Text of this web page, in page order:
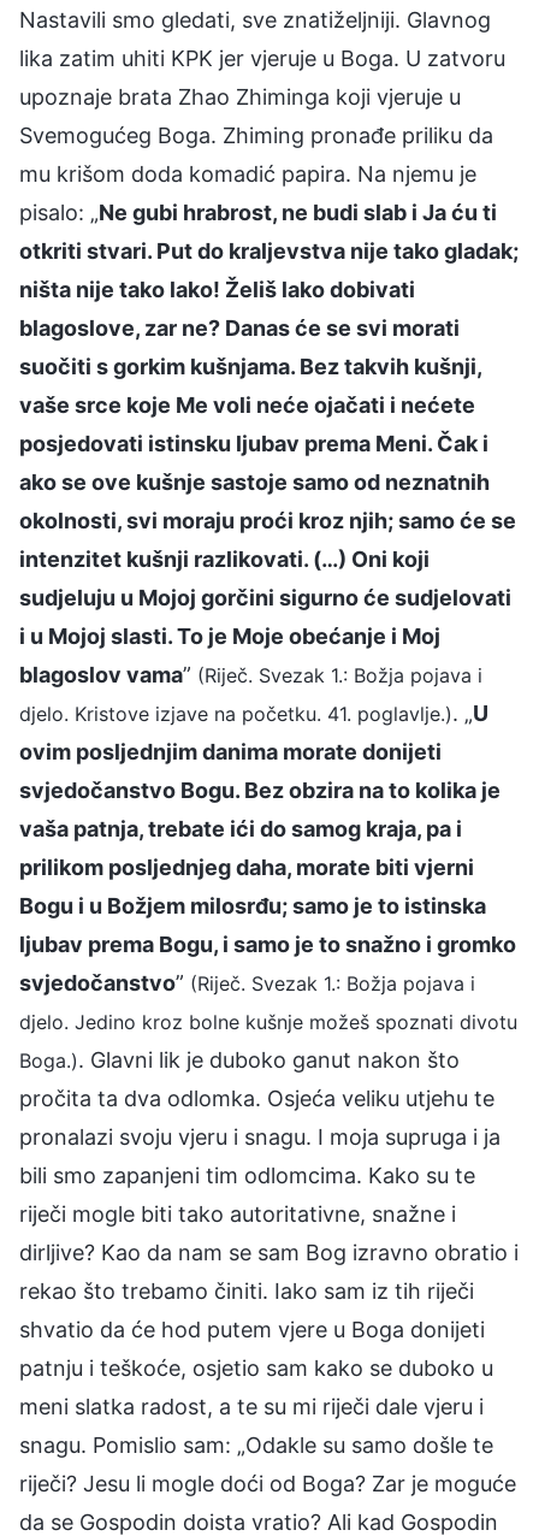
Nastavili smo gledati, sve znatiželjniji. Glavnog
lika zatim uhiti KPK jer vjeruje u Boga. U zatvoru
upoznaje brata Zhao Zhiminga koji vjeruje u
Svemogućeg Boga. Zhiming pronađe priliku da
mu krišom doda komadić papira. Na njemu je
pisalo: „Ne gubi hrabrost, ne budi slab i Ja ću ti
otkriti stvari. Put do kraljevstva nije tako gladak;
ništa nije tako lako! Želiš lako dobivati
blagoslove, zar ne? Danas će se svi morati
suočiti s gorkim kušnjama. Bez takvih kušnji,
vaše srce koje Me voli neće ojačati i nećete
posjedovati istinsku ljubav prema Meni. Čak i
ako se ove kušnje sastoje samo od neznatnih
okolnosti, svi moraju proći kroz njih; samo će se
intenzitet kušnji razlikovati. (…) Oni koji
sudjeluju u Mojoj gorčini sigurno će sudjelovati
i u Mojoj slasti. To je Moje obećanje i Moj
blagoslov vama” (Riječ. Svezak 1.: Božja pojava i
djelo. Kristove izjave na početku. 41. poglavlje.). „U
ovim posljednjim danima morate donijeti
svjedočanstvo Bogu. Bez obzira na to kolika je
vaša patnja, trebate ići do samog kraja, pa i
prilikom posljednjeg daha, morate biti vjerni
Bogu i u Božjem milosrđu; samo je to istinska
ljubav prema Bogu, i samo je to snažno i gromko
svjedočanstvo” (Riječ. Svezak 1.: Božja pojava i
djelo. Jedino kroz bolne kušnje možeš spoznati divotu
Boga.). Glavni lik je duboko ganut nakon što
pročita ta dva odlomka. Osjeća veliku utjehu te
pronalazi svoju vjeru i snagu. I moja supruga i ja
bili smo zapanjeni tim odlomcima. Kako su te
riječi mogle biti tako autoritativne, snažne i
dirljive? Kao da nam se sam Bog izravno obratio i
rekao što trebamo činiti. Iako sam iz tih riječi
shvatio da će hod putem vjere u Boga donijeti
patnju i teškoće, osjetio sam kako se duboko u
meni slatka radost, a te su mi riječi dale vjeru i
snagu. Pomislio sam: „Odakle su samo došle te
riječi? Jesu li mogle doći od Boga? Zar je moguće
da se Gospodin doista vratio? Ali kad Gospodin